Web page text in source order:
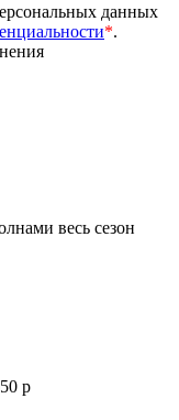
данных
*.
весь сезон
р